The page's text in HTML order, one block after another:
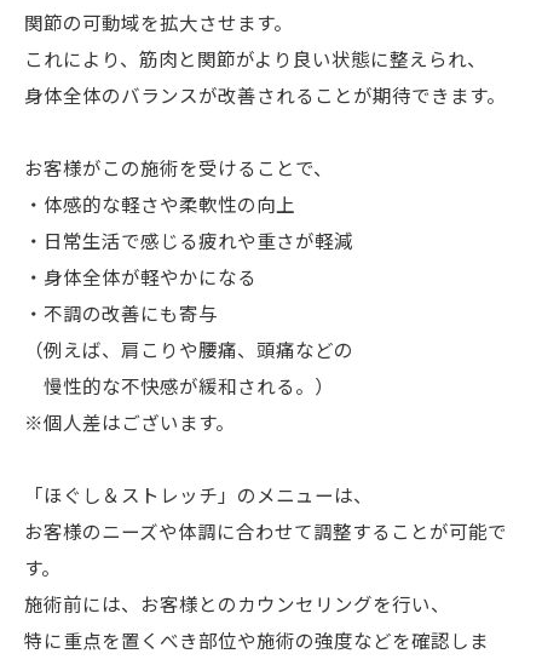
関節の可動域を拡大させます。
これにより、筋肉と関節がより良い状態に整えられ、
身体全体のバランスが改善されることが期待できます。
お客様がこの施術を受けることで、
・体感的な軽さや柔軟性の向上
・日常生活で感じる疲れや重さが軽減
・身体全体が軽やかになる
・不調の改善にも寄与
（例えば、肩こりや腰痛、頭痛などの
慢性的な不快感が緩和される。）
※個人差はございます。
「ほぐし＆ストレッチ」のメニューは、
お客様のニーズや体調に合わせて調整することが可能で
す。
施術前には、お客様とのカウンセリングを行い、
特に重点を置くべき部位や施術の強度などを確認しま